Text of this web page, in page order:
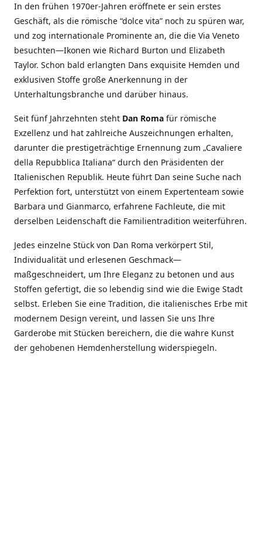
In den frühen 1970er-Jahren eröffnete er sein erstes
Geschäft, als die römische “dolce vita” noch zu spüren war,
und zog internationale Prominente an, die die Via Veneto
besuchten—Ikonen wie Richard Burton und Elizabeth
Taylor. Schon bald erlangten Dans exquisite Hemden und
exklusiven Stoffe große Anerkennung in der
Unterhaltungsbranche und darüber hinaus.
Seit fünf Jahrzehnten steht Dan Roma für römische
Exzellenz und hat zahlreiche Auszeichnungen erhalten,
darunter die prestigeträchtige Ernennung zum „Cavaliere
della Repubblica Italiana“ durch den Präsidenten der
Italienischen Republik. Heute führt Dan seine Suche nach
Perfektion fort, unterstützt von einem Expertenteam sowie
Barbara und Gianmarco, erfahrene Fachleute, die mit
derselben Leidenschaft die Familientradition weiterführen.
Jedes einzelne Stück von Dan Roma verkörpert Stil,
Individualität und erlesenen Geschmack—
maßgeschneidert, um Ihre Eleganz zu betonen und aus
Stoffen gefertigt, die so lebendig sind wie die Ewige Stadt
selbst. Erleben Sie eine Tradition, die italienisches Erbe mit
modernem Design vereint, und lassen Sie uns Ihre
Garderobe mit Stücken bereichern, die die wahre Kunst
der gehobenen Hemdenherstellung widerspiegeln.